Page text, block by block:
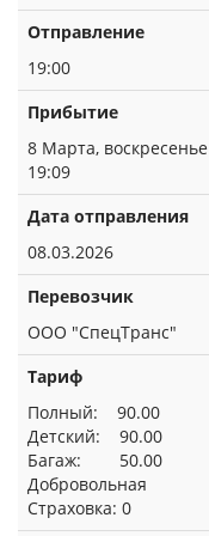
Отправление
19:00
Прибытие
8 Марта, воскресенье
19:09
Дата отправления
08.03.2026
Перевозчик
ООО "СпецТранс"
Тариф
Полный: 90.00
Детский: 90.00
Багаж: 50.00
Добровольная
Страховка: 0